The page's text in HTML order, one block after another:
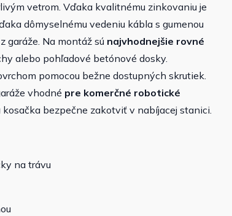
vetrom. Vďaka kvalitnému zinkovaniu je
dômyselnému vedeniu kábla s gumenou
garáže. Na montáž sú najvhodnejšie rovné
alebo pohľadové betónové dosky.
pomocou bežne dostupných skrutiek.
vhodné pre komerčné robotické
bezpečne zakotviť v nabíjacej stanici.
na trávu